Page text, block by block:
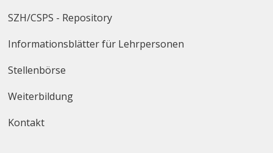
SZH/CSPS - Repository
Informationsblätter für Lehrpersonen
Stellenbörse
Weiterbildung
Kontakt